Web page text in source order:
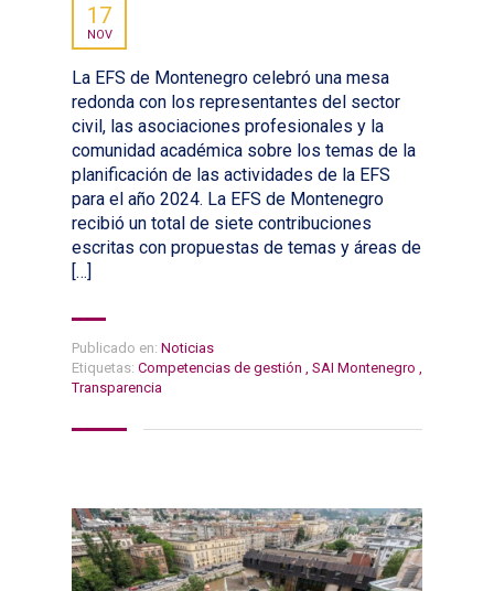
17
NOV
La EFS de Montenegro celebró una mesa
redonda con los representantes del sector
civil, las asociaciones profesionales y la
comunidad académica sobre los temas de la
planificación de las actividades de la EFS
para el año 2024. La EFS de Montenegro
recibió un total de siete contribuciones
escritas con propuestas de temas y áreas de
[…]
Publicado en: Noticias
Etiquetas: Competencias de gestión SAI Montenegro
Transparencia